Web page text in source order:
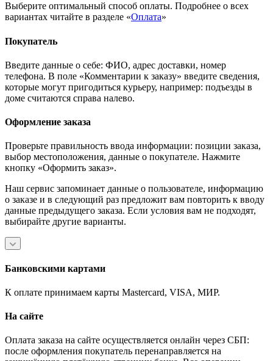
Выберите оптимальный способ оплаты. Подробнее о всех
вариантах читайте в разделе «Оплата»
Покупатель
Введите данные о себе: ФИО, адрес доставки, номер
телефона. В поле «Комментарии к заказу» введите сведения,
которые могут пригодиться курьеру, например: подъезды в
доме считаются справа налево.
Оформление заказа
Проверьте правильность ввода информации: позиции заказа,
выбор местоположения, данные о покупателе. Нажмите
кнопку «Оформить заказ».
Наш сервис запоминает данные о пользователе, информацию
о заказе и в следующий раз предложит вам повторить к вводу
данные предыдущего заказа. Если условия вам не подходят,
выбирайте другие варианты.
Банковскими картами
К оплате принимаем карты Mastercard, VISA, МИР.
На сайте
Оплата заказа на сайте осуществляется онлайн через СБП:
после оформления покупатель перенаправляется на